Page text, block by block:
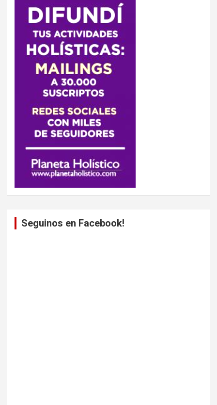
Seguinos en Facebook!